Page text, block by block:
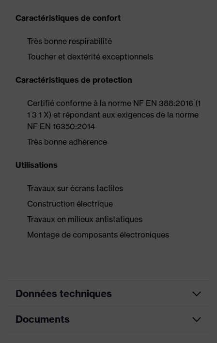
Caractéristiques de confort
Très bonne respirabilité
Toucher et dextérité exceptionnels
Caractéristiques de protection
Certifié conforme à la norme NF EN 388:2016 (1
1 3 1 X) et répondant aux exigences de la norme
NF EN 16350:2014
Très bonne adhérence
Utilisations
Travaux sur écrans tactiles
Construction électrique
Travaux en milieux antistatiques
Montage de composants électroniques
Données techniques
couleur de
Documents